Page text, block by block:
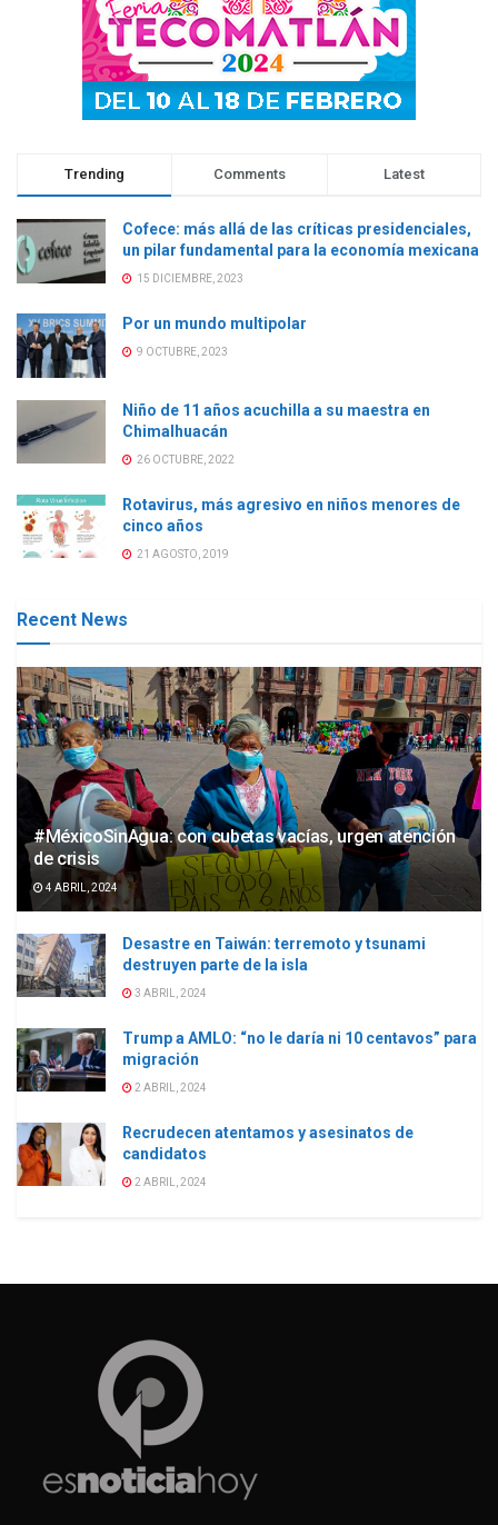
Trending Comments Latest
Cofece: más allá de las críticas presidenciales,
un pilar fundamental para la economía mexicana
15 DICIEMBRE, 2023
Por un mundo multipolar
9 OCTUBRE, 2023
Niño de 11 años acuchilla a su maestra en
Chimalhuacán
26 OCTUBRE, 2022
Rotavirus, más agresivo en niños menores de
cinco años
21 AGOSTO, 2019
Recent News
#MéxicoSinAgua: con cubetas vacías, urgen atención
de crisis
4 ABRIL, 2024
Desastre en Taiwán: terremoto y tsunami
destruyen parte de la isla
3 ABRIL, 2024
Trump a AMLO: “no le daría ni 10 centavos” para
migración
2 ABRIL, 2024
Recrudecen atentamos y asesinatos de
candidatos
2 ABRIL, 2024